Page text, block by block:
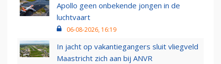
Apollo geen onbekende jongen in de
luchtvaart
06-08-2026, 16:19
In jacht op vakantiegangers sluit vliegveld
Maastricht zich aan bij ANVR